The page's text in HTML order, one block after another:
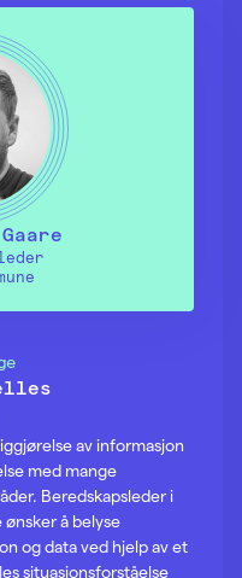
av informasjon
med mange
Beredskapsleder i
ønsker å belyse
og data ved hjelp av et
situasjonsforståelse